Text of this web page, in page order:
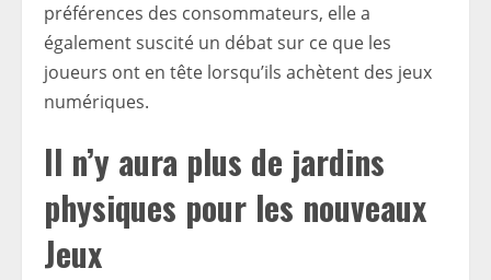
préférences des consommateurs, elle a
également suscité un débat sur ce que les
joueurs ont en tête lorsqu’ils achètent des jeux
numériques.
Il n’y aura plus de jardins
physiques pour les nouveaux
Jeux